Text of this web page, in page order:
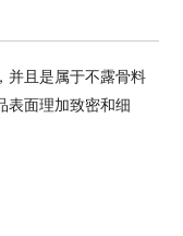
并且是属于不露骨料
表面理加致密和细